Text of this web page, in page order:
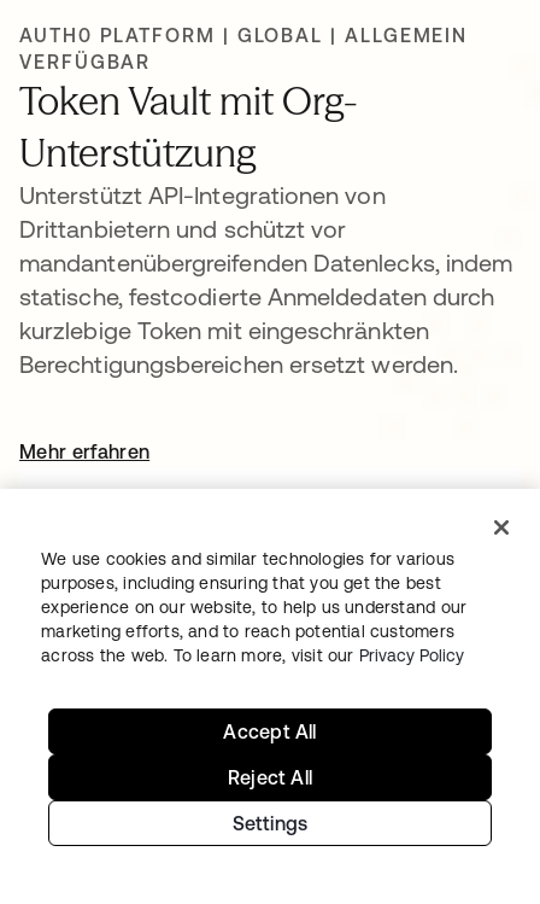
AUTH0 PLATFORM | GLOBAL | ALLGEMEIN
VERFÜGBAR
Token Vault mit Org-
Unterstützung
Unterstützt API-Integrationen von
Drittanbietern und schützt vor
mandantenübergreifenden Datenlecks, indem
statische, festcodierte Anmeldedaten durch
kurzlebige Token mit eingeschränkten
Berechtigungsbereichen ersetzt werden.
Mehr erfahrenwird in einer neuen Registerkarte geöffnet
14. Mai 2026
OKTA PLATFORM | GLOBAL | ALLGEMEIN
VERFÜGBAR
Amazon Bedrock AgentCore-
Integration
Neue
, mit der Kund:innen in
Amazon Bedrock AgentCore erstellte KI-
We use cookies and similar technologies for various
purposes, including ensuring that you get the best
experience on our website, to help us understand our
marketing efforts, and to reach potential customers
across the web. To learn more, visit our Privacy Policy
Settings
Reject All
Accept All